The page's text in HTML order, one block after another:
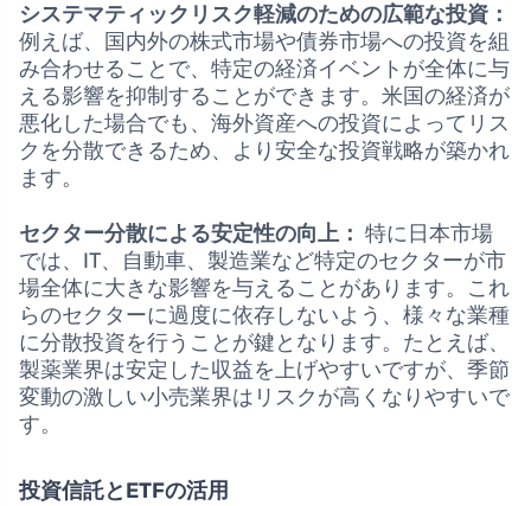
システマティックリスク軽減のための広範な投資：
例えば、国内外の株式市場や債券市場への投資を組
み合わせることで、特定の経済イベントが全体に与
える影響を抑制することができます。米国の経済が
悪化した場合でも、海外資産への投資によってリス
クを分散できるため、より安全な投資戦略が築かれ
ます。
セクター分散による安定性の向上： 特に日本市場
では、IT、自動車、製造業など特定のセクターが市
場全体に大きな影響を与えることがあります。これ
らのセクターに過度に依存しないよう、様々な業種
に分散投資を行うことが鍵となります。たとえば、
製薬業界は安定した収益を上げやすいですが、季節
変動の激しい小売業界はリスクが高くなりやすいで
す。
投資信託とETFの活用